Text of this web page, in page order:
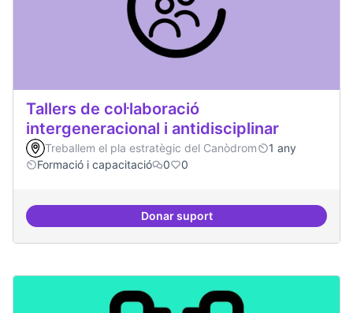
Tallers de col·laboració
intergeneracional i antidisciplinar
Treballem el pla estratègic del Canòdrom
1 any
Formació i capacitació
0 0
Donar suportTallers de col·laboració